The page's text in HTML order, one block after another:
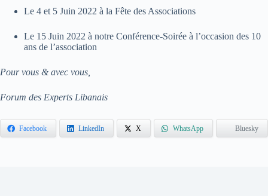
Le 4 et 5 Juin 2022 à la Fête des Associations
Le 15 Juin 2022 à notre Conférence-Soirée à l’occasion des 10
ans de l’association
Pour vous & avec vous,
Forum des Experts Libanais
Facebook LinkedIn X WhatsApp Bluesky